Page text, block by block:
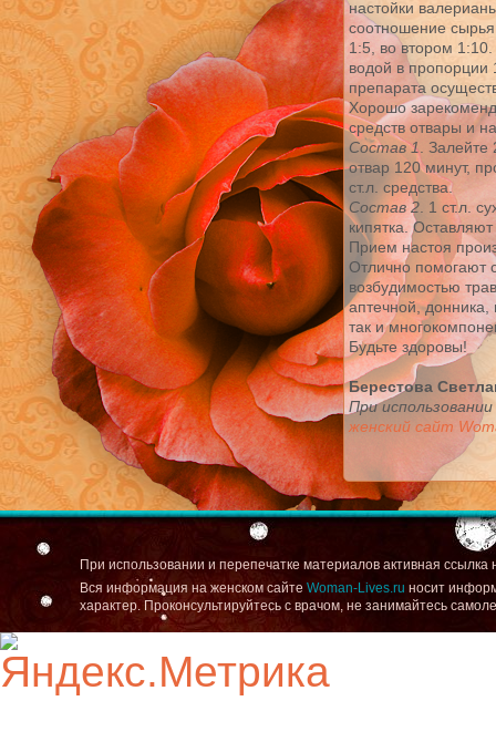
настойки
соотношение сырья
1:5, во втором
водой в
препарата
Хорошо
средств отвары и
Состав 1 .
отвар 120 минут,
ст.л. средства.
Состав 2 . 1 ст.л.
кипятка.
Прием настоя
Отлично помогают
возбудимостью
аптечной,
так и
Будьте здоровы!
Берестова
При
женский сайт
При использовании и перепечатке материалов активная ссылка
Вся информация на женском сайте Woman-Lives.ru носит
характер. Проконсультируйтесь с врачом, не занимайтесь